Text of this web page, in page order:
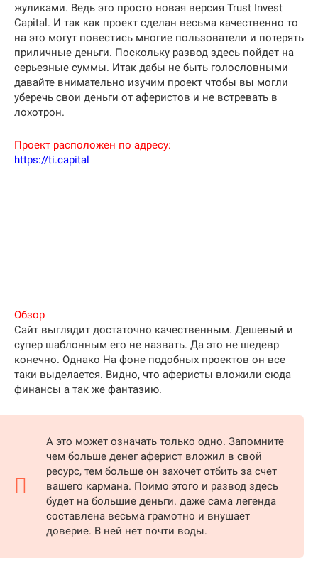
жуликами. Ведь это просто новая версия Trust Invest
Capital. И так как проект сделан весьма качественно то
на это могут повестись многие пользователи и потерять
приличные деньги. Поскольку развод здесь пойдет на
серьезные суммы. Итак дабы не быть голословными
давайте внимательно изучим проект чтобы вы могли
уберечь свои деньги от аферистов и не встревать в
лохотрон.
Проект расположен по адресу:
https://ti.capital
Обзор
Сайт выглядит достаточно качественным. Дешевый и
супер шаблонным его не назвать. Да это не шедевр
конечно. Однако На фоне подобных проектов он все
таки выделается. Видно, что аферисты вложили сюда
финансы а так же фантазию.
А это может означать только одно. Запомните
чем больше денег аферист вложил в свой
ресурс, тем больше он захочет отбить за счет
вашего кармана. Поимо этого и развод здесь
будет на большие деньги. даже сама легенда
составлена весьма грамотно и внушает
доверие. В ней нет почти воды.